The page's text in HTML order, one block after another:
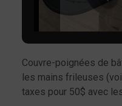
Couvre-poignées de
les mains frileuses
taxes pour 50$ avec